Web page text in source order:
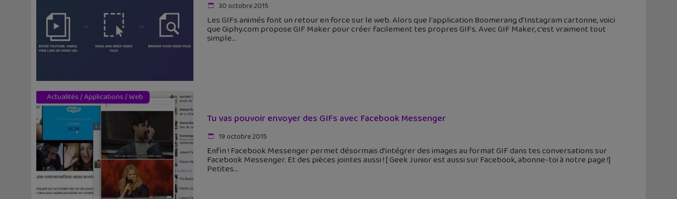
30 octobre 2015
Les GIFs animés font un retour en force sur le web. Alors que l'application Boomerang d'Instagram cartonne, voici
que Giphy.com propose GIF Maker pour créer facilement tes propres GIFs. Avec GIF Maker, c'est vraiment tout
simple
Actualités/Applications/Web
Tu vas pouvoir envoyer des GIFs avec Facebook Messenger
19 octobre 2015
Enfin ! Facebook Messenger permet désormais d'intégrer des images au format GIF dans tes conversations sur
Facebook Messenger. Et des pièces jointes aussi ! [ Geek Junior est aussi sur Facebook, abonne-toi à notre page !]
Petites